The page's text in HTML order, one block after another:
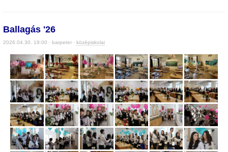
Ballagás '26
2026.04.30. 19:00 · barpeter · középiskolai